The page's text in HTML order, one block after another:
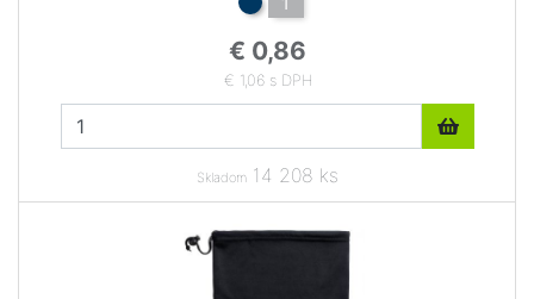
€ 0,86
€ 1,06 s DPH
Skladom 14 208 ks